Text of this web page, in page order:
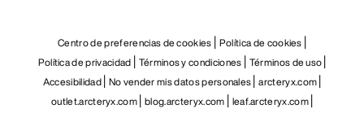
Centro de preferencias de cookies Política de cookies
Política de privacidad Términos y condiciones Términos de uso
Accesibilidad No vender mis datos personales arcteryx.com
outlet.arcteryx.com blog.arcteryx.com leaf.arcteryx.com